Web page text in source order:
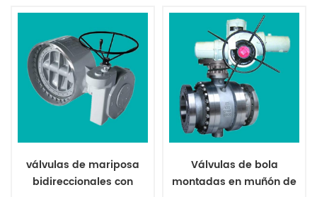
con pfa
válvulas de mariposa
bidireccionales con
Válvulas de bola
montadas en muñón de